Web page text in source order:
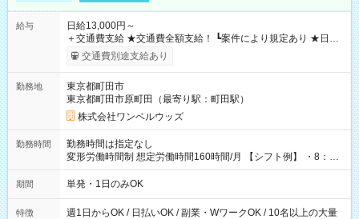
給与
日給13,000円～
＋交通費支給 ★交通費全額支給！ ┗案件により規定あり ★日払
いOK！（規定あり） ┗働いたその日に現金GET♪ お仕事後はコ
ンビニATMから 日払い分を引き落とせます！ 【試用期間】試
交通費別途支給あり
勤務地
東京都町田市
東京都町田市原町田（最寄り駅：町田駅）
株式会社ワンベルウッズ
勤務時間
勤務時間は指定なし
変形労働時間制 想定労働時間160時間/月 【シフト例】 ・8：00
～21：00
期間 単発・1日のみOK
特徴
週1日からOK / 日払いOK / 副業・WワークOK / 10名以上の大量